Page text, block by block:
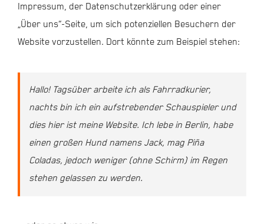
E-BIKES
Warenkorb
Impressum, der Datenschutzerklärung oder einer
„Über uns“-Seite, um sich potenziellen Besuchern der
Website vorzustellen. Dort könnte zum Beispiel stehen:
Hallo! Tagsüber arbeite ich als Fahrradkurier,
nachts bin ich ein aufstrebender Schauspieler und
dies hier ist meine Website. Ich lebe in Berlin, habe
einen großen Hund namens Jack, mag Piña
Coladas, jedoch weniger (ohne Schirm) im Regen
stehen gelassen zu werden.